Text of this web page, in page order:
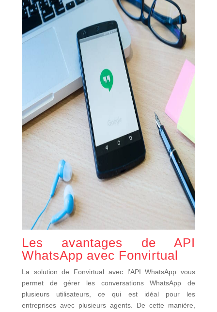
Les avantages de API
WhatsApp avec Fonvirtual
La solution de Fonvirtual avec l’API WhatsApp vous
permet de gérer les conversations WhatsApp de
plusieurs utilisateurs, ce qui est idéal pour les
entreprises avec plusieurs agents. De cette manière,